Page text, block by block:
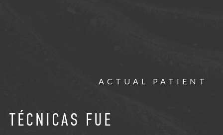
TÉCNICAS FUE
ACTUAL PATIENT